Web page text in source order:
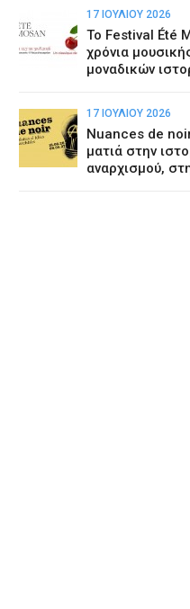
17 ΙΟΥΛΊΟΥ 2026
Το Festival Été
χρόνια
μοναδικών
17 ΙΟΥΛΊΟΥ 2026
Nuances de
ματιά στην
αναρχισμού,